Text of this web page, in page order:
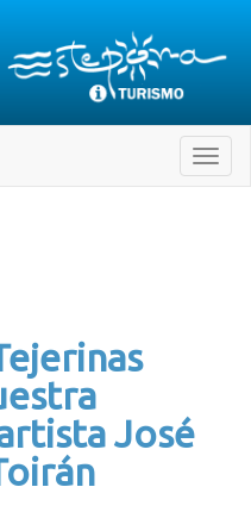
página
Toggle
José